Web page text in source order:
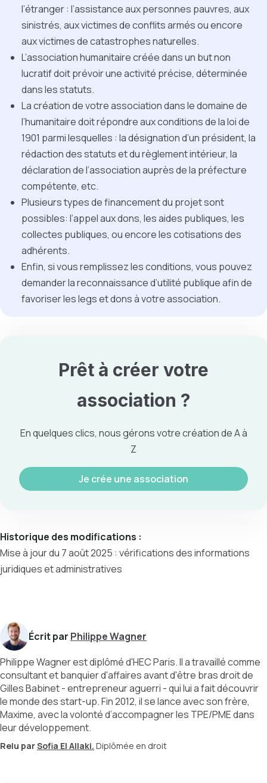
l’étranger : l’assistance aux personnes pauvres, aux
sinistrés, aux victimes de conflits armés ou encore
aux victimes de catastrophes naturelles.
L’association humanitaire créée dans un but non
lucratif doit prévoir une activité précise, déterminée
dans les statuts.
La création de votre association dans le domaine de
l’humanitaire doit répondre aux conditions de la loi de
1901 parmi lesquelles : la désignation d’un président, la
rédaction des statuts et du règlement intérieur, la
déclaration de l’association auprès de la préfecture
compétente, etc.
Plusieurs types de financement du projet sont
possibles: l’appel aux dons, les aides publiques, les
collectes publiques, ou encore les cotisations des
adhérents.
Enfin, si vous remplissez les conditions, vous pouvez
demander la reconnaissance d’utilité publique afin de
favoriser les legs et dons à votre association.
Prêt à créer votre
association ?
En quelques clics, nous gérons votre création de A à
Z
Je crée une association
Historique des modifications :
Mise à jour du 7 août 2025 : vérifications des informations
juridiques et administratives
Écrit par Philippe Wagner
Philippe Wagner est diplômé d'HEC Paris. Il a travaillé comme
consultant et banquier d'affaires avant d'être bras droit de
Gilles Babinet - entrepreneur aguerri - qui lui a fait découvrir
le monde des start-up. Fin 2012, il se lance avec son frère,
Maxime, avec la volonté d’accompagner les TPE/PME dans
leur développement.
Relu parSofia El Allaki. Diplômée en droit